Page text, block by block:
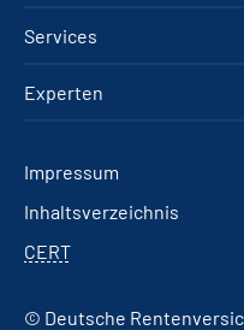
Services
Experten
Impressum
Inhaltsverzeichnis
CERT
© Deutsche